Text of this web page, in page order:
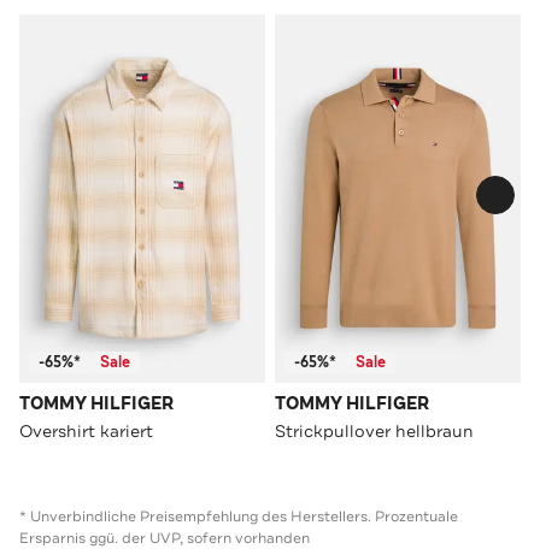
-65%* Sale
TOMMY HILFIGER
Overshirt kariert
-65%* Sale
TOMMY HILFIGER
Strickpullover hellbraun
* Unverbindliche Preisempfehlung des Herstellers. Prozentuale
Ersparnis ggü. der UVP, sofern vorhanden